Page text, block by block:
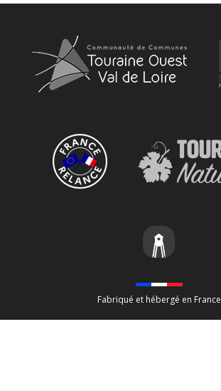
Fabriqué et hébergé en France